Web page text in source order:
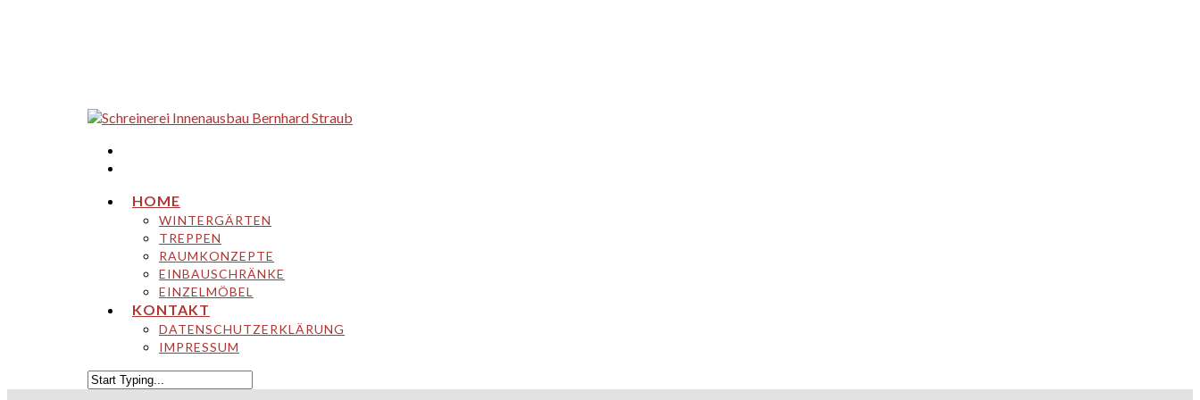
HOME
WINTERGÄRTEN
TREPPEN
RAUMKONZEPTE
EINBAUSCHRÄNKE
EINZELMÖBEL
KONTAKT
DATENSCHUTZERKLÄRUNG
IMPRESSUM